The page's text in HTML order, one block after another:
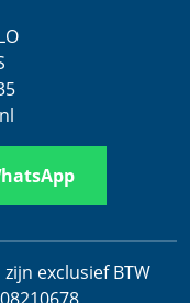
exclusief BTW